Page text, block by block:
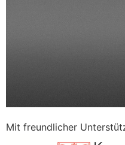
Mit freundlicher